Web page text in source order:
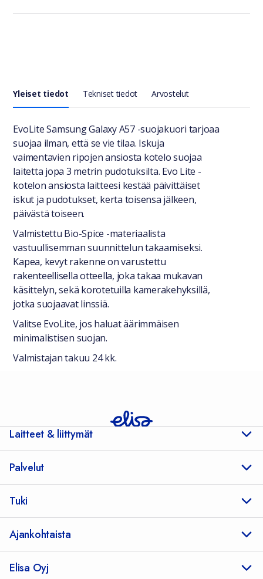
Yleiset tiedot Tekniset tiedot Arvostelut
Yleiset tiedot
EvoLite Samsung Galaxy A57 -suojakuori tarjoaa
suojaa ilman, että se vie tilaa. Iskuja
vaimentavien ripojen ansiosta kotelo suojaa
laitetta jopa 3 metrin pudotuksilta. Evo Lite -
kotelon ansiosta laitteesi kestää päivittäiset
iskut ja pudotukset, kerta toisensa jälkeen,
päivästä toiseen.
Valmistettu Bio-Spice -materiaalista
vastuullisemman suunnittelun takaamiseksi.
Kapea, kevyt rakenne on varustettu
rakenteellisella otteella, joka takaa mukavan
käsittelyn, sekä korotetuilla kamerakehyksillä,
jotka suojaavat linssiä.
Valitse EvoLite, jos haluat äärimmäisen
minimalistisen suojan.
Valmistajan takuu 24 kk.
Laitteet & liittymät
Palvelut
Tuki
Ajankohtaista
Elisa Oyj